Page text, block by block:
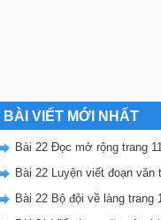
BÀI VIẾT MỚI NHẤT